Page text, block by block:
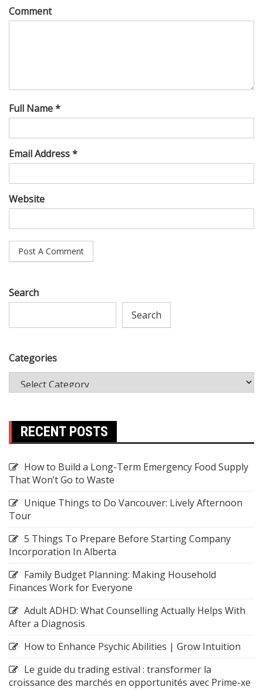
Comment
Full Name *
Email Address *
Website
Search
Search
Categories
RECENT POSTS
How to Build a Long-Term Emergency Food Supply
That Won’t Go to Waste
Unique Things to Do Vancouver: Lively Afternoon
Tour
5 Things To Prepare Before Starting Company
Incorporation In Alberta
Family Budget Planning: Making Household
Finances Work for Everyone
Adult ADHD: What Counselling Actually Helps With
After a Diagnosis
How to Enhance Psychic Abilities | Grow Intuition
Le guide du trading estival : transformer la
croissance des marchés en opportunités avec Prime-xe